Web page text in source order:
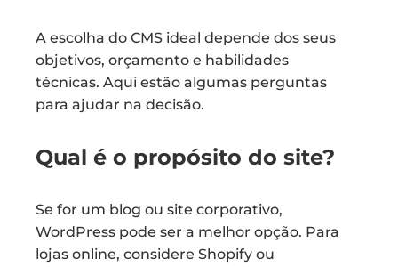
A escolha do CMS ideal depende dos seus
objetivos, orçamento e habilidades
técnicas. Aqui estão algumas perguntas
para ajudar na decisão.
Qual é o propósito do site?
Se for um blog ou site corporativo,
WordPress pode ser a melhor opção. Para
lojas online, considere Shopify ou